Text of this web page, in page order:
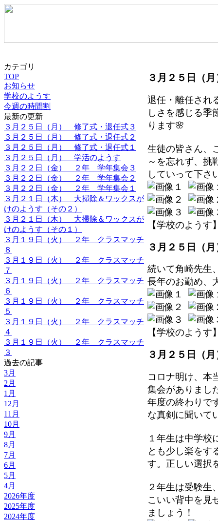
カテゴリ
TOP
お知らせ
学校のようす
今週の時間割
最新の更新
３月２５日（月） 修了式・退任式３
３月２５日（月） 修了式・退任式２
３月２５日（月） 修了式・退任式１
３月２５日（月） 学活のようす
３月２２日（金） ２年 学年集会３
３月２２日（金） ２年 学年集会２
３月２２日（金） ２年 学年集会１
３月２１日（木） 大掃除＆ワックスが
けのようす（その２）
３月２１日（木） 大掃除＆ワックスが
けのようす（その１）
３月１９日（火） ２年 クラスマッチ
８
３月１９日（火） ２年 クラスマッチ
７
３月１９日（火） ２年 クラスマッチ
６
３月１９日（火） ２年 クラスマッチ
５
３月１９日（火） ２年 クラスマッチ
４
３月１９日（火） ２年 クラスマッチ
３
過去の記事
3月
2月
1月
12月
11月
10月
9月
8月
7月
6月
5月
4月
2026年度
2025年度
2024年度
３月２５日（
退任・離任され
しさを感じる季
ります🌸
生徒の皆さん、
～を忘れず、挑
していって下さ
【学校のようす
３月２５日（
続いて角崎先生
長年のお勤め、
【学校のようす
３月２５日（
コロナ明け、本
集会がありまし
年度の終わりで
な真剣に聞いて
１年生は中学校
とも少し楽をす
す。正しい選択
２年生は受験生
こいい背中を見
ましょう！